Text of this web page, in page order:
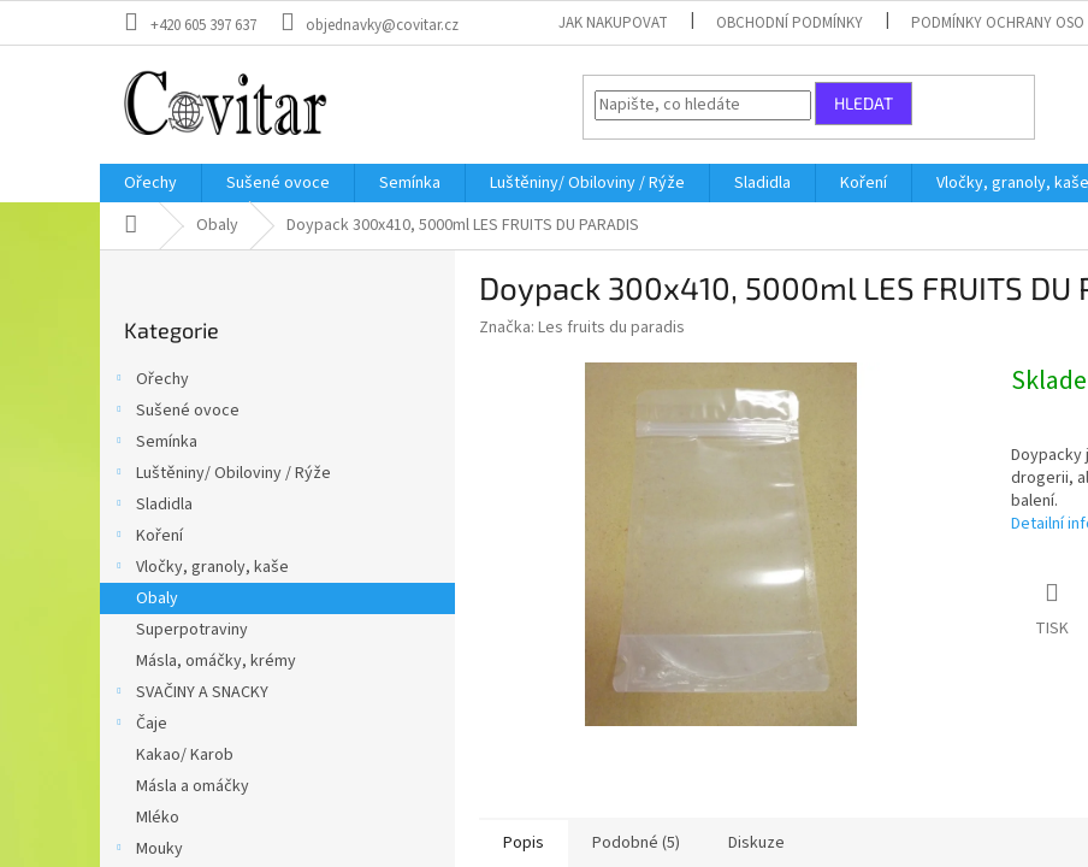
+420 605 397 637 objednavky@covitar.cz JAK NAKUPOVAT OBCHODNÍ PODMÍNKY PODMÍNKY OCHRANY
HLEDAT
Ořechy Sušené ovoce Semínka Luštěniny/ Obiloviny / Rýže Sladidla Koření Vločky, granoly, kaše
Domů Obaly Doypack 300x410, 5000ml LES FRUITS DU PARADIS
e
l
kategorie
Kategorie
Ořechy
Sušené ovoce
Semínka
Luštěniny/ Obiloviny / Rýže
Sladidla
Koření
Vločky, granoly, kaše
Obaly
Superpotraviny
Másla, omáčky, krémy
SVAČINY A SNACKY
Čaje
Kakao/ Karob
Másla a omáčky
Mléko
Mouky
Doypack 300x410, 5000ml LES FRUITS DU
Značka: Les fruits du paradis
Doypacky
drogerii,
balení.
Detailní
TISK
Popis Podobné (5) Diskuze